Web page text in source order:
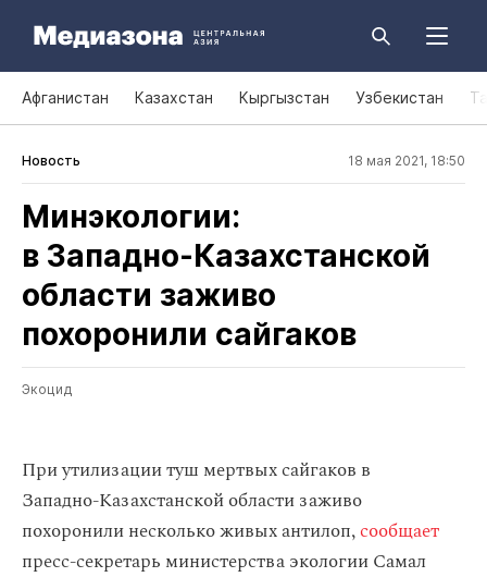
Афганистан Казахстан Кыргызстан Узбекистан
Новость 18 мая 2021, 18:50
Минэкологии:
в Западно‑Казахстанской
области заживо
похоронили сайгаков
Экоцид
При утилизации туш мертвых сайгаков в
Западно‑Казахстанской области заживо
похоронили несколько живых антилоп,сообщает
пресс-секретарь министерства экологии Самал